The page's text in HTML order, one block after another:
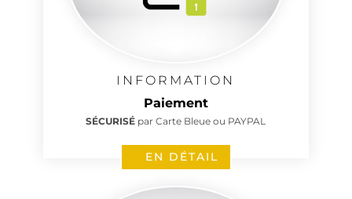
INFORMATION
Paiement
SÉCURISÉ par Carte Bleue ou PAYPAL
EN DÉTAIL